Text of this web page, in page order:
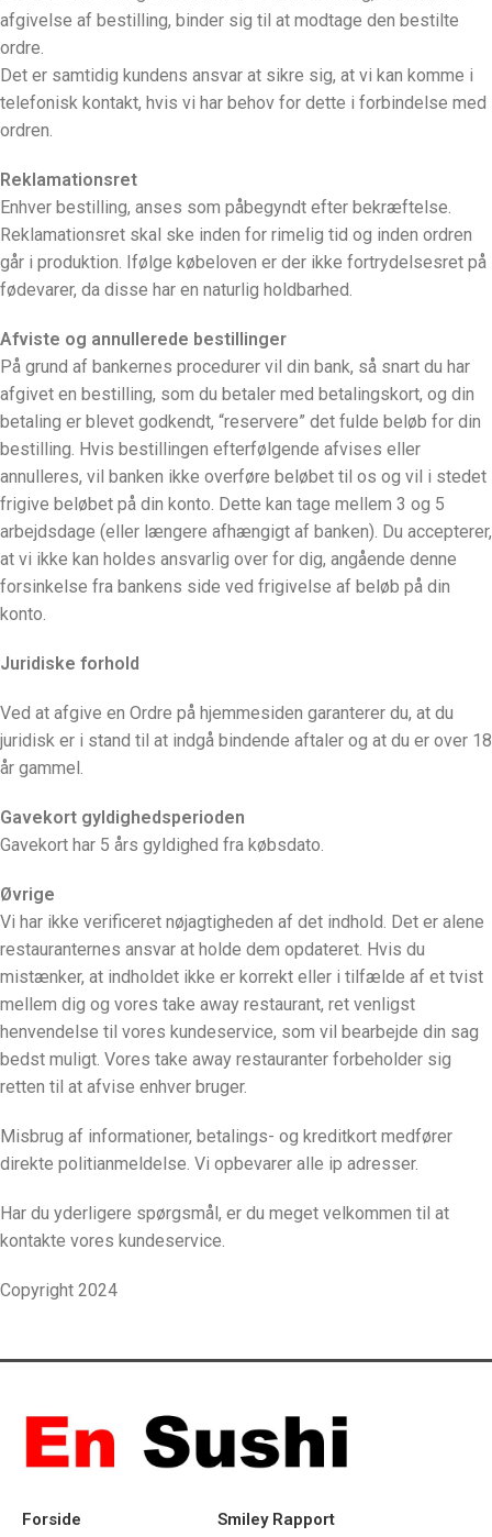
afgivelse af bestilling, binder sig til at modtage den bestilte
ordre.
Det er samtidig kundens ansvar at sikre sig, at vi kan komme i
telefonisk kontakt, hvis vi har behov for dette i forbindelse med
ordren.
Reklamationsret
Enhver bestilling, anses som påbegyndt efter bekræftelse.
Reklamationsret skal ske inden for rimelig tid og inden ordren
går i produktion. Ifølge købeloven er der ikke fortrydelsesret på
fødevarer, da disse har en naturlig holdbarhed.
Afviste og annullerede bestillinger
På grund af bankernes procedurer vil din bank, så snart du har
afgivet en bestilling, som du betaler med betalingskort, og din
betaling er blevet godkendt, “reservere” det fulde beløb for din
bestilling. Hvis bestillingen efterfølgende afvises eller
annulleres, vil banken ikke overføre beløbet til os og vil i stedet
frigive beløbet på din konto. Dette kan tage mellem 3 og 5
arbejdsdage (eller længere afhængigt af banken). Du accepterer,
at vi ikke kan holdes ansvarlig over for dig, angående denne
forsinkelse fra bankens side ved frigivelse af beløb på din
konto.
Juridiske forhold
Ved at afgive en Ordre på hjemmesiden garanterer du, at du
juridisk er i stand til at indgå bindende aftaler og at du er over 18
år gammel.
Gavekort gyldighedsperioden
Gavekort har 5 års gyldighed fra købsdato.
Øvrige
Vi har ikke verificeret nøjagtigheden af det indhold. Det er alene
restauranternes ansvar at holde dem opdateret. Hvis du
mistænker, at indholdet ikke er korrekt eller i tilfælde af et tvist
mellem dig og vores take away restaurant, ret venligst
henvendelse til vores kundeservice, som vil bearbejde din sag
bedst muligt. Vores take away restauranter forbeholder sig
retten til at afvise enhver bruger.
Misbrug af informationer, betalings- og kreditkort medfører
direkte politianmeldelse. Vi opbevarer alle ip adresser.
Har du yderligere spørgsmål, er du meget velkommen til at
kontakte vores kundeservice.
Copyright 2024
Forside Smiley Rapport